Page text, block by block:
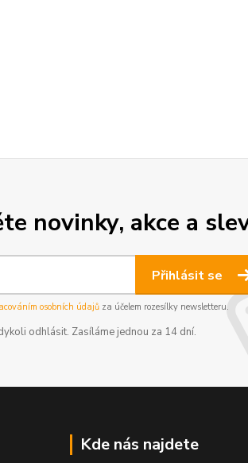
novinky, akce a
Přihlásit se
osobních údajůza účelem rozesílky newsletteru.
odhlásit. Zasíláme jednou za 14 dní.
Kde nás najdete